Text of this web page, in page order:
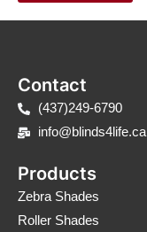
Contact
(437)249-6790
info@blinds4life.ca
Products
Zebra Shades
Roller Shades